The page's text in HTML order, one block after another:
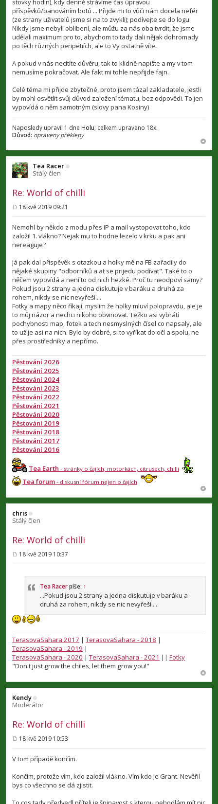
stovky hodin), kdy denně strávíme čas úpravou
příspěvků/banováním botů ... Přijde mi to vůči nám docela nefér
(ze strany uživatelů jsme si na to zvykli); podívejte se do logu.
Nikdy jsme nebyli oblíbení, ale můžu za nás oba tvrdit, že jsme
udělali maximum pro to, abychom to tady dali nějak dohromady
po těch různých peripetiích, ale to Vy ostatně víte.
A pokud v nás necítíte důvěru, tak to klidně napište a my v tom
nemusíme pokračovat. Ale fakt mi tohle nepřijde fajn.
Celé téma mi přijde zbytečné, proto jsem tázal zakladatele, jestli
by mohl osvětlit svůj důvod založení tématu, bez odpovědi. To jen
vypovídá o něm samotným (slovy pana Kosiny)
Naposledy upravil 1 dne Holu; celkem upraveno 18x.
Důvod: opraveny překlepy
Tea Racer
Stálý člen
Re: World of chilli
ř
í
s
p
ě
e
k
18 kvě 2019 09:21
Nemohl by někdo z modu přes IP a mail vystopovat toho, kdo
založil 1. vlákno? Nejak mu to hodne lezelo v krku a pak ani
nereaguje?
Já pak dal přispěvěk s otazkou a holky mě na FB zařadily do
nějaké skupiny "odborníků a at se prijedu podívat". Také to o
něčem vypovídá a není to od nich hezké. Proč tu neodpoví samy?
Pokud jsou 2 strany a jedna diskutuje v baráku a druhá za
rohem, nikdy se nic nevyřeší....
Fotky a mapy něco říkají, myslim že holky mluví polopravdu, ale je
to můj názor a nechci nikoho obvinovat. Težko asi vybrátí
pochybnosti map, fotek a tech nesmyslných čísel co napsaly, ale
to už je asi na nich. Bylo by dobré, si to vyříkat do očí a spolu, ne
přes prostředníky a nepřímo.
Pěstování 2026
Pěstování 2025
Pěstování 2024
Pěstování 2023
Pěstování 2022
Pěstování 2021
Pěstování 2020
Pěstování 2019
Pěstování 2018
Pěstování 2017
Pěstování 2016
Tea Earth - stránky o čajích, motorkách, citrusech, chilli
Tea forum- diskusní fórum nejen o čajích
chris
Stálý člen
Re: World of chilli
ř
k
18 kvě 2019 10:37
Tea Racer píše: ↑
...Pokud jsou 2 strany a jedna diskutuje v baráku a
druhá za rohem, nikdy se nic nevyřeší....
TerasovaSahara 2017 | TerasovaSahara - 2018 |
TerasovaSahara - 2019 |
TerasovaSahara - 2020 | TerasovaSahara - 2021 || Fotky
"Don't just grow the chiles, let them grow you!"
Kendy
Moderátor
Re: World of chilli
ř
í
ě
v
18 kvě 2019 10:53
V tom případě končím.
Končím, protože vím, kdo založil vlákno. Vím kdo je Grant. Nevěřil
bys co všechno se dá zjistit.